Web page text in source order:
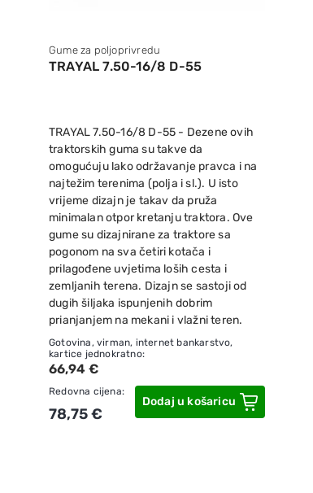
Gume za poljoprivredu
TRAYAL 7.50-16/8 D-55
TRAYAL 7.50-16/8 D-55 - Dezene ovih
traktorskih guma su takve da
omogućuju lako održavanje pravca i na
najtežim terenima (polja i sl.). U isto
vrijeme dizajn je takav da pruža
minimalan otpor kretanju traktora. Ove
gume su dizajnirane za traktore sa
pogonom na sva četiri kotača i
prilagođene uvjetima loših cesta i
zemljanih terena. Dizajn se sastoji od
dugih šiljaka ispunjenih dobrim
prianjanjem na mekani i vlažni teren.
Gotovina, virman, internet bankarstvo,
kartice jednokratno:
66,94 €
Redovna cijena:
78,75 €
Dodaj u košaricu